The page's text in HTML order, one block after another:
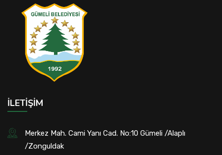
İLETIŞIM
Merkez Mah. Cami Yanı Cad. No:10 Gümeli /Alaplı
/Zonguldak